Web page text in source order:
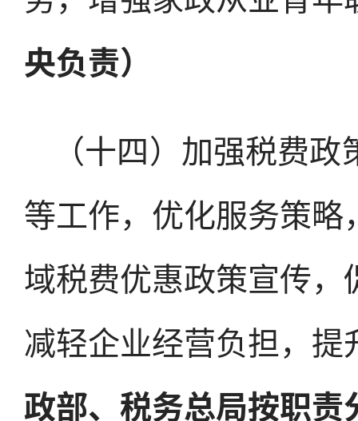
央负责）
（十四）加强税费
等工作，优化服务策
域税费优惠政策宣传
减轻企业经营负担，
政部、税务总局按职责